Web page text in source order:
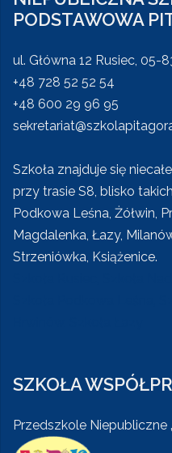
PODSTAWOWA
ul. Główna 12 Rusiec, 05-
+48 728 52 52 54
+48 600 29 96 95
Szkoła znajduje się
przy trasie S8, blisko
Podkowa Leśna, Żółwin,
Magdalenka, Łazy,
Strzeniówka, Książenice.
SZKOŁA
Przedszkole Niepubliczne